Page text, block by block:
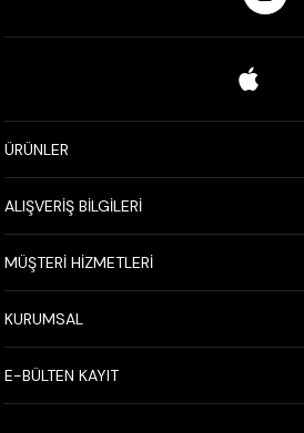
ÜRÜNLER
ALIŞVERİŞ BİLGİLERİ
MÜŞTERİ HİZMETLERİ
KURUMSAL
E-BÜLTEN KAYIT